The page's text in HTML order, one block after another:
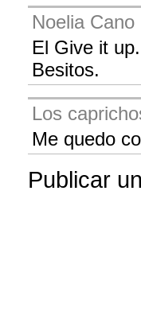
Noelia Cano
El Give it
Besitos.
Los
Me quedo
Publicar